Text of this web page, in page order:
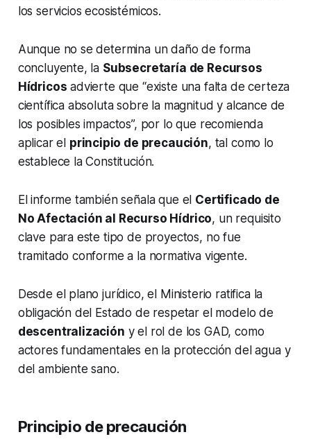
los servicios ecosistémicos.
Aunque no se determina un daño de forma
concluyente, la Subsecretaría de Recursos
Hídricos advierte que “existe una falta de certeza
científica absoluta sobre la magnitud y alcance de
los posibles impactos”, por lo que recomienda
aplicar el principio de precaución, tal como lo
establece la Constitución.
El informe también señala que el Certificado de
No Afectación al Recurso Hídrico, un requisito
clave para este tipo de proyectos, no fue
tramitado conforme a la normativa vigente.
Desde el plano jurídico, el Ministerio ratifica la
obligación del Estado de respetar el modelo de
descentralización y el rol de los GAD, como
actores fundamentales en la protección del agua y
del ambiente sano.
Principio de precaución